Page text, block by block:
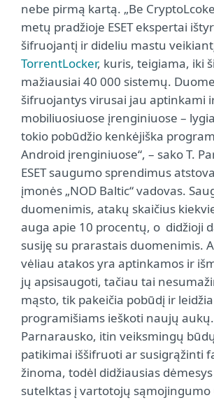
nebe pirmą kartą. „Be
metų pradžioje ESET ekspertai
šifruojantį ir dideliu mastu
TorrentLocker, kuris, teigiama, iki
mažiausiai 40 000 sistemų.
šifruojantys virusai jau aptinkami
mobiliuosiuose įrenginiuose –
tokio pobūdžio kenkėjiška
Android įrenginiuose“, – sako T.
ESET saugumo sprendimus
įmonės „NOD Baltic“ vadovas.
duomenimis, atakų skaičius
auga apie 10 procentų, o didžioji
susiję su prarastais duomenimis.
vėliau atakos yra aptinkamos ir
jų apsisaugoti, tačiau tai
mąsto, tik pakeičia pobūdį ir leidžia
programišiams ieškoti naujų aukų.
Parnarausko, itin veiksmingų
patikimai iššifruoti ar susigrąžinti
žinoma, todėl didžiausias
sutelktas į vartotojų sąmojingumo